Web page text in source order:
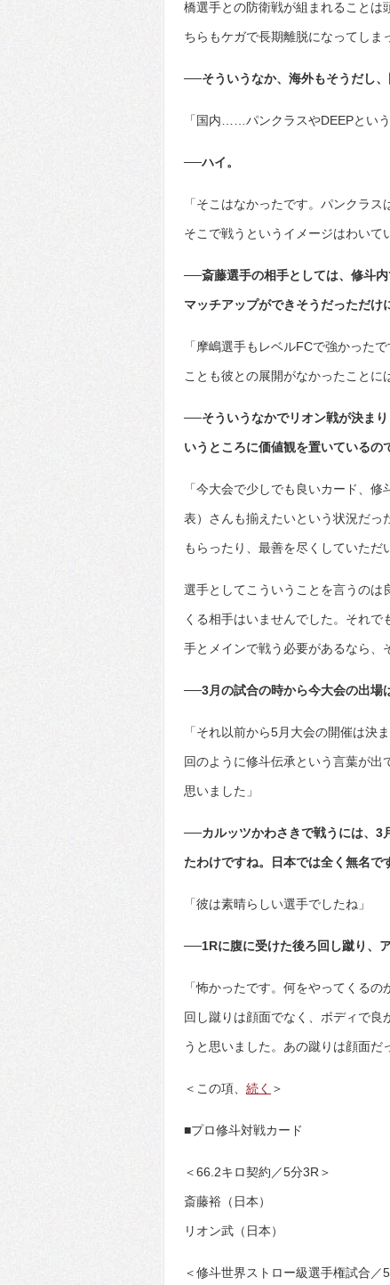
橋選手との防衛戦が組まれることは
ちらもケガで長期離脱になってしま
──そういうなか、海外もそうだし、
「国内……パンクラスやDEEPという
──ハイ。
「そこはなかったです。パンクラ
そこで戦うというイメージはわいて
──斎藤選手の相手としては、修斗
マッチアップができそうだっただけ
「摩嶋選手もレベルFCで強かった
ことも彼との展開がなかったことに
──そういうなかでリオン戦が決ま
いうところに価値観を置いているの
「今大会で少しでも良いカード、
表）さんも揃えたいという状況だっ
もらったり、最善を尽くしていただ
選手としてこういうことを言うのは
くる相手はいませんでした。それ
手とメインで戦う必要があるなら、
──3月の試合の時から今大会の出場
「それ以前から5月大会の開催は決
回のように修斗伝承という言葉が出
思いました」
──カルッツかわさきで戦うには、3
たわけですね。日本では全く無名で
「彼は素晴らしい選手でしたね」
──1Rに腹に受けた後ろ回し蹴り、
「怖かったです。何をやってくる
回し蹴りは顔面でなく、ボディで
うと思いました。あの蹴りは顔面だ
＜この項、 続く ＞
■プロ修斗対戦カード
＜66.2キロ契約／5分3R＞
斎藤裕（日本）
リオン武（日本）
＜修斗世界ストロー級選手権試合／